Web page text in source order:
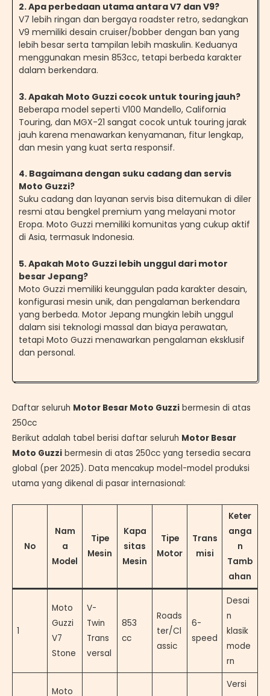
2. Apa perbedaan utama antara V7 dan V9?
V7 lebih ringan dan bergaya roadster retro, sedangkan
V9 memiliki desain cruiser/bobber dengan ban yang
lebih besar serta tampilan lebih maskulin. Keduanya
menggunakan mesin 853cc, tetapi berbeda karakter
dalam berkendara.
3. Apakah Moto Guzzi cocok untuk touring jauh?
Beberapa model seperti V100 Mandello, California
Touring, dan MGX-21 sangat cocok untuk touring jarak
jauh karena menawarkan kenyamanan, fitur lengkap,
dan mesin yang kuat serta responsif.
4. Bagaimana dengan suku cadang dan servis
Moto Guzzi?
Suku cadang dan layanan servis bisa ditemukan di diler
resmi atau bengkel premium yang melayani motor
Eropa. Moto Guzzi memiliki komunitas yang cukup aktif
di Asia, termasuk Indonesia.
5. Apakah Moto Guzzi lebih unggul dari motor
besar Jepang?
Moto Guzzi memiliki keunggulan pada karakter desain,
konfigurasi mesin unik, dan pengalaman berkendara
yang berbeda. Motor Jepang mungkin lebih unggul
dalam sisi teknologi massal dan biaya perawatan,
tetapi Moto Guzzi menawarkan pengalaman eksklusif
dan personal.
Daftar seluruh Motor Besar Moto Guzzi bermesin di atas
250cc
Berikut adalah tabel berisi daftar seluruh Motor Besar
Moto Guzzi bermesin di atas 250cc yang tersedia secara
global (per 2025). Data mencakup model-model produksi
utama yang dikenal di pasar internasional:
No
Nam
a
Model
Tipe
Mesin
Kapa
sitas
Mesin
Tipe
Motor
Trans
misi
Keter
anga
n
Tamb
ahan
1
Moto
Guzzi
V7
Stone
V-
Twin
Trans
versal
853
cc
Roads
ter/Cl
assic
6-
speed
Desai
n
klasik
mode
rn
Moto
Versi